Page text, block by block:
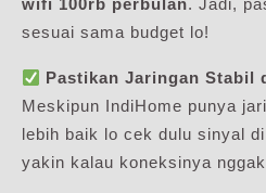
wifi 100rb perbulan. Jadi,
sesuai sama budget lo!
Pastikan Jaringan Stabil
Meskipun IndiHome punya
lebih baik lo cek dulu sinyal
yakin kalau koneksinya